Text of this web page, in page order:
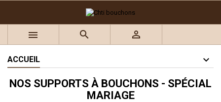
Ajouter à ma liste d'envies
((cancelText))
((modalTitle))
((confirmMessage))
Vous devez être connecté pour ajouter des produits à
((cancelText)) ((loginText))
  
ACCUEIL
NOS SUPPORTS À BOUCHONS - SPÉCIAL
MARIAGE